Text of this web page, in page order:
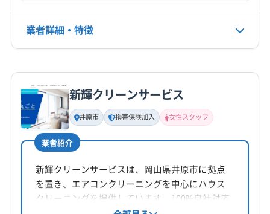
公式サイトを見る
業者詳細・特徴
基本情報
代表者名
非公開
所在地
広島県広島市安佐南区上安2-11-8 昭和マンション101
新輝クリーンサービス
井原市 損害保険加入 女性スタッフ
業者紹介
新輝クリーンサービスは、岡山県井原市に拠点
を置き、エアコンクリーニングを中心にハウス
クリーニングを提供しています。100%自社対応